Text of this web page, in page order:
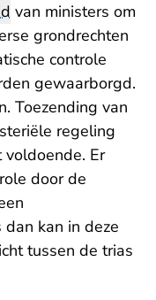
van ministers om
grondrechten
controle
gewaarborgd.
Toezending van
regeling
Er
door de
kan in deze
tussen de trias